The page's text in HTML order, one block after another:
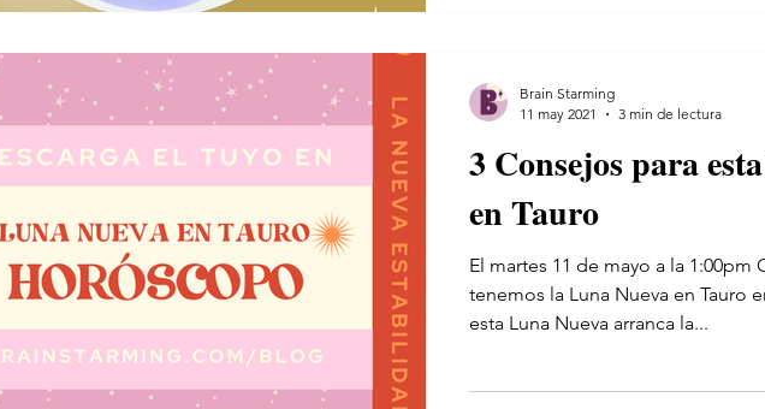
3 Consejos para
en Tauro
El martes 11 de mayo a la 1:00pm
tenemos la Luna Nueva en Tauro
esta Luna Nueva arranca la...
Brain Starming
11 may 2021
3 min de lectura